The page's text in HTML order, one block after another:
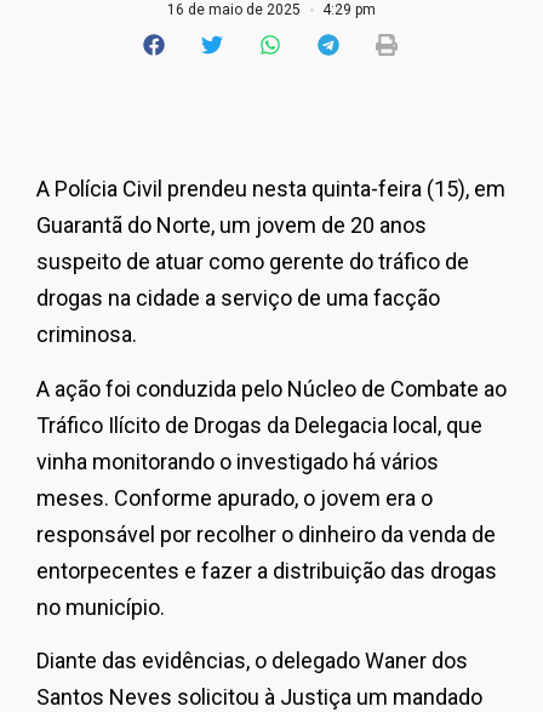
16 de maio de 2025 4:29 pm
A Polícia Civil prendeu nesta quinta-feira (15), em
Guarantã do Norte, um jovem de 20 anos
suspeito de atuar como gerente do tráfico de
drogas na cidade a serviço de uma facção
criminosa.
A ação foi conduzida pelo Núcleo de Combate ao
Tráfico Ilícito de Drogas da Delegacia local, que
vinha monitorando o investigado há vários
meses. Conforme apurado, o jovem era o
responsável por recolher o dinheiro da venda de
entorpecentes e fazer a distribuição das drogas
no município.
Diante das evidências, o delegado Waner dos
Santos Neves solicitou à Justiça um mandado